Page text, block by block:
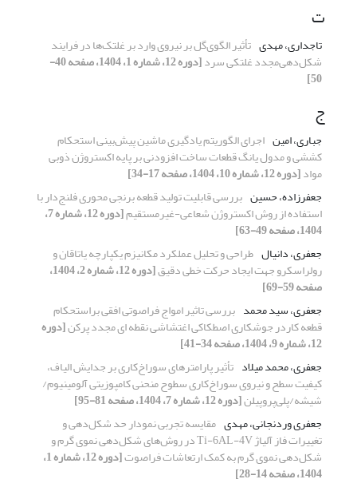
ت
تاجداری، مهدی تأثیر الگوی‌گل بر نیروی وارد بر غلتک‌ها در فرایند
شکل‌دهی‌مجدد غلتکی سرد [دوره 12، شماره 1، 1404، صفحه 40-
50]
ج
جباری، امین اجرای الگوریتم‌ یادگیری ماشین پیش‌بینی استحکام
کششی و مدول یانگ قطعات ساخت افزودنی بر پایه اکستروژن ذوبی
مواد[دوره 12، شماره 10، 1404، صفحه 17-34]
جعفرزاده، حسین بررسی قابلیت تولید قطعه برنجی محوری فلنج‌دار با
استفاده از روش اکستروژن شعاعی-غیرمستقیم [دوره 12، شماره 7،
1404، صفحه 49-63]
جعفری، دانیال طراحی و تحلیل عملکرد مکانیزم یکپارچه یاتاقان و
رولراسکرو جهت ایجاد حرکت خطی دقیق [دوره 12، شماره 2، 1404،
صفحه 59-69]
جعفری، سید محمد بررسی تاثیر امواج فراصوتی افقی براستحکام
قطعه کاردر جوشکاری اصطکاکیاغتشاشی نقطه ای مجدد پرکن[دوره
12، شماره 9، 1404، صفحه 34-41]
جعفری، محمد میلاد تأثیر پارامترهای سوراخ‌کاری بر جدایش الیاف،
کیفیت سطح و نیروی سوراخ‌کاری سطوح منحنی کامپوزیتی‌ آلومینیوم/
شیشه/پلی‌پروپیلن[دوره 12، شماره 7، 1404، صفحه 81-95]
جعفری وردنجانی، مهدی مقایسه تجربی نمودار حد شکل‌دهی و
تغییرات فاز آلیاژ Ti-6AL-4V در روش‌های شکل‌دهی نموی گرم و
شکل‌دهی نموی گرم به کمک ارتعاشات فراصوت [دوره 12، شماره 1،
1404، صفحه 14-28]